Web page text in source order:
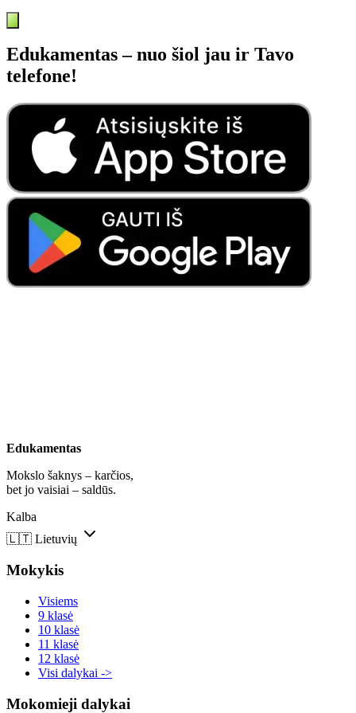
Edukamentas – nuo šiol jau ir Tavo
telefone!
Edukamentas
Mokslo šaknys – karčios,
bet jo vaisiai – saldūs.
Kalba
🇱🇹 Lietuvių
Mokykis
Visiems
9 klasė
10 klasė
11 klasė
12 klasė
Visi dalykai ->
Mokomieji dalykai